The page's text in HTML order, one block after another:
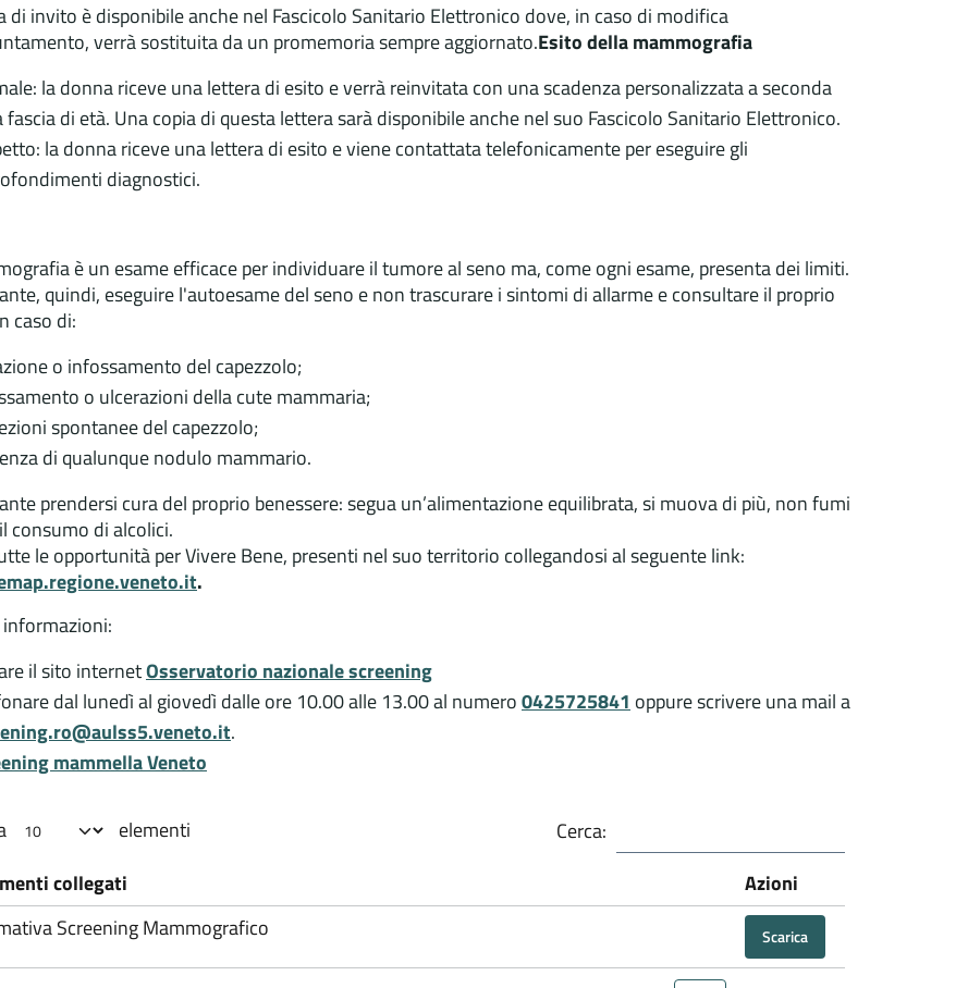
di invito è disponibile anche nel Fascicolo Sanitario Elettronico dove, in caso di modifica
verrà sostituita da un promemoria sempre aggiornato.Esito della mammografia
la donna riceve una lettera di esito e verrà reinvitata con una scadenza personalizzata a seconda
fascia di età. Una copia di questa lettera sarà disponibile anche nel suo Fascicolo Sanitario Elettronico.
la donna riceve una lettera di esito e viene contattata telefonicamente per eseguire gli
diagnostici.
è un esame efficace per individuare il tumore al seno ma, come ogni esame, presenta dei limiti.
quindi, eseguire l'autoesame del seno e non trascurare i sintomi di allarme e consultare il proprio
caso di:
o infossamento del capezzolo;
o ulcerazioni della cute mammaria;
spontanee del capezzolo;
di qualunque nodulo mammario.
prendersi cura del proprio benessere: segua un’alimentazione equilibrata, si muova di più, non fumi
consumo di alcolici.
le opportunità per Vivere Bene, presenti nel suo territorio collegandosi al seguente link:
.
il sito internetOsservatorio nazionale screening
dal lunedì al giovedì dalle ore 10.00 alle 13.00 al numero0425725841 oppure scrivere una mail a
.
mammella Veneto
elementi
Cerca:
collegati
Azioni
Screening Mammografico
Scarica